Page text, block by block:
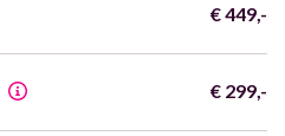
€ 449,-
€ 299,-